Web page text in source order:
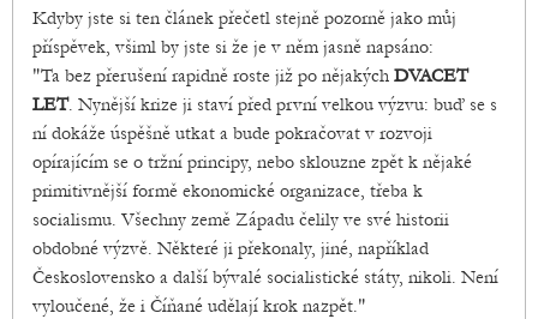
Kdyby jste si ten článek přečetl stejně pozorně jako můj
příspěvek, všiml by jste si že je v něm jasně napsáno:
"Ta bez přerušení rapidně roste již po nějakých DVACET
LET. Nynější krize ji staví před první velkou výzvu: buď se s
ní dokáže úspěšně utkat a bude pokračovat v rozvoji
opírajícím se o tržní principy, nebo sklouzne zpět k nějaké
primitivnější formě ekonomické organizace, třeba k
socialismu. Všechny země Západu čelily ve své historii
obdobné výzvě. Některé ji překonaly, jiné, například
Československo a další bývalé socialistické státy, nikoli. Není
vyloučené, že i Číňané udělají krok nazpět."